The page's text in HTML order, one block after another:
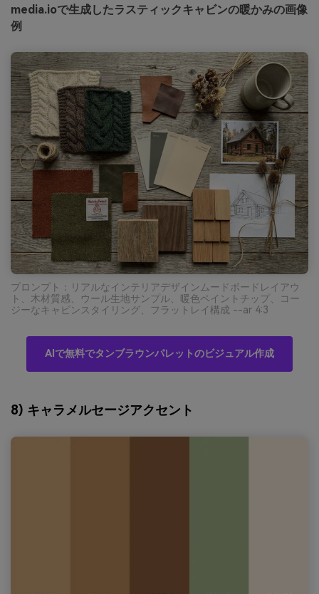
media.ioで生成したラスティックキャビンの暖かみの画像
例
プロンプト：リアルなインテリアデザインムードボードレイアウ
ト、木材質感、ウール生地サンプル、暖色ペイントチップ、コー
ジーなキャビンスタイリング、フラットレイ構成 --ar 4:3
AIで無料でタンブラウンパレットのビジュアル作成
8) キャラメルセージアクセント